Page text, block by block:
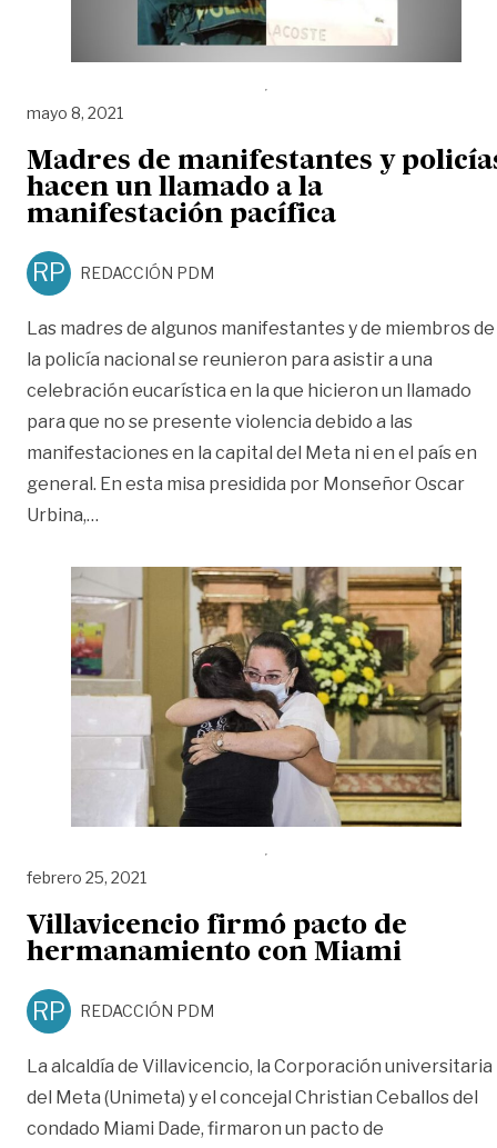
mayo 8, 2021
Madres de manifestantes y
hacen un llamado a la
manifestación pacífica
RP REDACCIÓN PDM
Las madres de algunos manifestantes y de miembros de
la policía nacional se reunieron para asistir a una
celebración eucarística en la que hicieron un llamado
para que no se presente violencia debido a las
manifestaciones en la capital del Meta ni en el país en
general. En esta misa presidida por Monseñor Oscar
Urbina,…
febrero 25, 2021
Villavicencio firmó pacto de
hermanamiento con Miami
RP REDACCIÓN PDM
La alcaldía de Villavicencio, la Corporación universitaria
del Meta (Unimeta) y el concejal Christian Ceballos del
condado Miami Dade, firmaron un pacto de